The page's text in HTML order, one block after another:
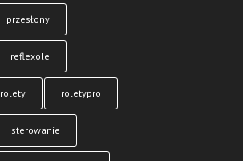
przesłony
reflexole
rolety roletypro
sterowanie